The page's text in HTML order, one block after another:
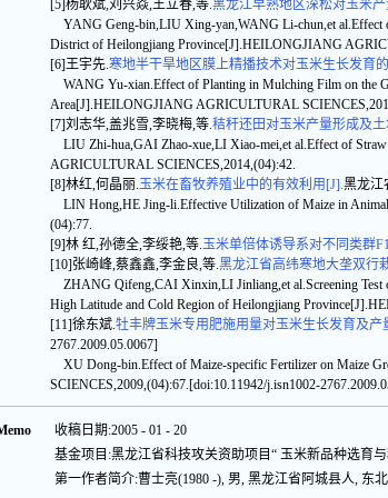
[5]杨耿斌,刘兴焱,王立春,等.黑龙江早熟地区深松对玉米
YANG Geng-bin,LIU Xing-yan,WANG Li-chun,et al.Effect
District of Heilongjiang Province[J].HEILONGJIANG
[6]王宇先.寒地半干旱地区膜上精播技术对玉米生长发育
WANG Yu-xian.Effect of Planting in Mulching Film on the
Area[J].HEILONGJIANG AGRICULTURAL
[7]刘志华,盖兆雪,李晓梅,等.秸秆还田对玉米产量形成及
LIU Zhi-hua,GAI Zhao-xue,LI Xiao-mei,et al.Effect of
AGRICULTURAL SCIENCES,2014,(04):42.
[8]林红,何晶丽.玉米在畜牧养殖业中的有效利用[J].黑龙江
LIN Hong,HE Jing-li.Effective Utilization of Maize in
(04):77.
[9]林 红,孙德全,李绥艳,等.玉米单倍体诱导系对不同类群
[10]张崎峰,蔡鑫鑫,李金良,等.黑龙江省高纬寒地大垄双行
ZHANG Qifeng,CAI Xinxin,LI Jinliang,et al.Screening Test
High Latitude and Cold Region of Heilongjiang
[11]徐东斌.牡丰牌玉米专用肥施用量对玉米生长发育及产
2767.2009.05.0067]
XU Dong-bin.Effect of Maize-specific Fertilizer on Maize
SCIENCES,2009,(04):67.[doi:10.11942/j.isn1002-
收稿日期:2005 - 01 - 20
基金项目:黑龙江省科技攻关资助项目“ 玉米新品种选育
第一作者简介:曹士亮(1980 -), 男, 黑龙江省阿城县人, 东